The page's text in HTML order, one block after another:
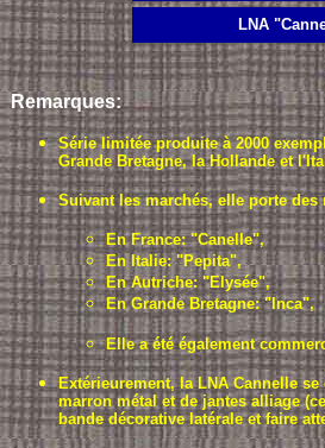
LNA
Remarques:
Série limitée produite à 2000
Grande Bretagne, la Hollande et
Suivant les marchés, elle porte des
En France: "Canelle",
En Italie: "Pepita",
En Autriche: "Elysée",
En Grande Bretagne: "Inca",
Elle a été également
Extérieurement, la LNA Cannelle
marron métal et de jantes alliage
bande décorative latérale et faire